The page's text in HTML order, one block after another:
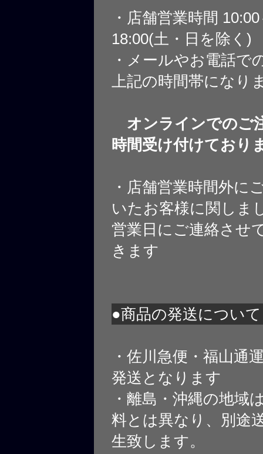
・店舗営業時間
18:00(土・日を除く)
・メールやお電話で
上記の時間帯になり
オンラインでのご
時間受け付けており
・店舗営業時間外に
いたお客様に関しま
営業日にご連絡させ
きます
●商品の発送について
・佐川急便・福山通
発送となります
・離島・沖縄の地域
料とは異なり、別途
生致します。